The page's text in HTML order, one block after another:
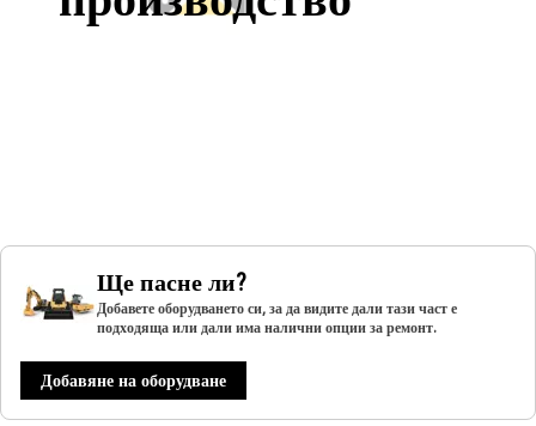
Ще пасне ли?
Добавете оборудването си, за да видите дали тази част е
подходяща или дали има налични опции за ремонт.
Добавяне на оборудване